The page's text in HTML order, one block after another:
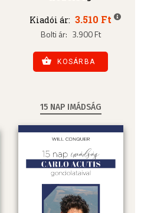
Kiadói ár: 3.510 Ft
Bolti ár: 3.900 Ft
KOSÁRBA
15 NAP IMÁDSÁG